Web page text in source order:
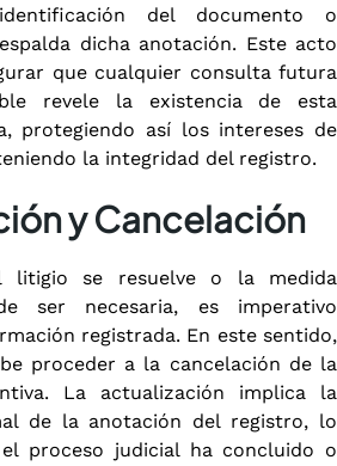
del documento o
dicha anotación. Este acto
que cualquier consulta futura
revele la existencia de esta
protegiendo así los intereses de
la integridad del registro.
y Cancelación
litigio se resuelve o la medida
ser necesaria, es imperativo
registrada. En este sentido,
proceder a la cancelación de la
La actualización implica la
de la anotación del registro, lo
proceso judicial ha concluido o